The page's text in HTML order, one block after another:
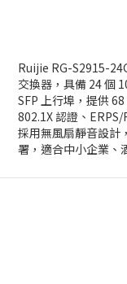
Ruijie RG-S2915-
交換器，具備 24 個
SFP 上行埠，提供
802.1X 認證、
採用無風扇靜音設計
署，適合中小企業、